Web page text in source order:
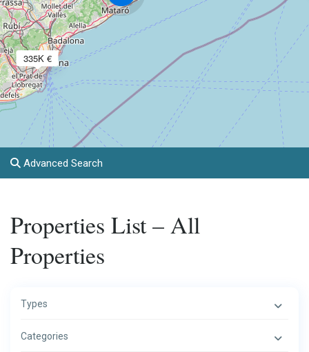
335K €
Advanced Search
Properties List – All
Properties
Types
Categories